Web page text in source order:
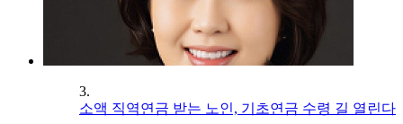
3.
소액 직역연금 받는 노인, 기초연금 수령 길 열린다